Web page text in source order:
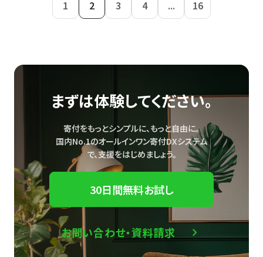
1 2 3 4 ... 16
まずは体験してください。
寄付をもっとシンプルに、もっと自由に。
国内No.1のオールインワン寄付DXシステム
で、支援をはじめましょう。
30日間無料お試し
お問い合わせ・資料請求